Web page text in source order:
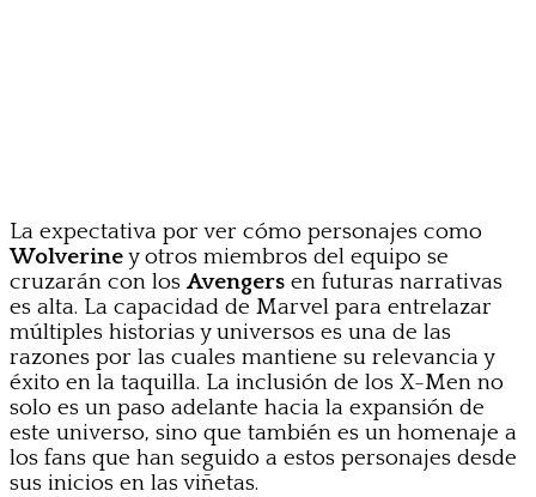
La expectativa por ver cómo personajes como
Wolveriney otros miembros del equipo se
cruzarán con los Avengers en futuras narrativas
es alta. La capacidad de Marvel para entrelazar
múltiples historias y universos es una de las
razones por las cuales mantiene su relevancia y
éxito en la taquilla. La inclusión de los X-Men no
solo es un paso adelante hacia la expansión de
este universo, sino que también es un homenaje a
los fans que han seguido a estos personajes desde
sus inicios en las viñetas.